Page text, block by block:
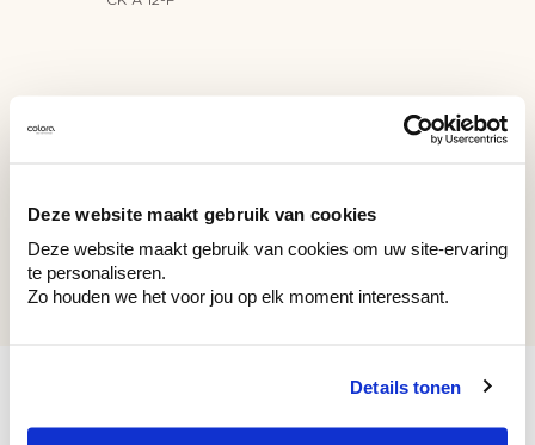
Deze website maakt gebruik van cookies
Deze website maakt gebruik van cookies om uw site-ervaring
te personaliseren.
Zo houden we het voor jou op elk moment interessant.
Details tonen
Couleurs récemment consultées
CK OW 12-C
CK OW 12-C